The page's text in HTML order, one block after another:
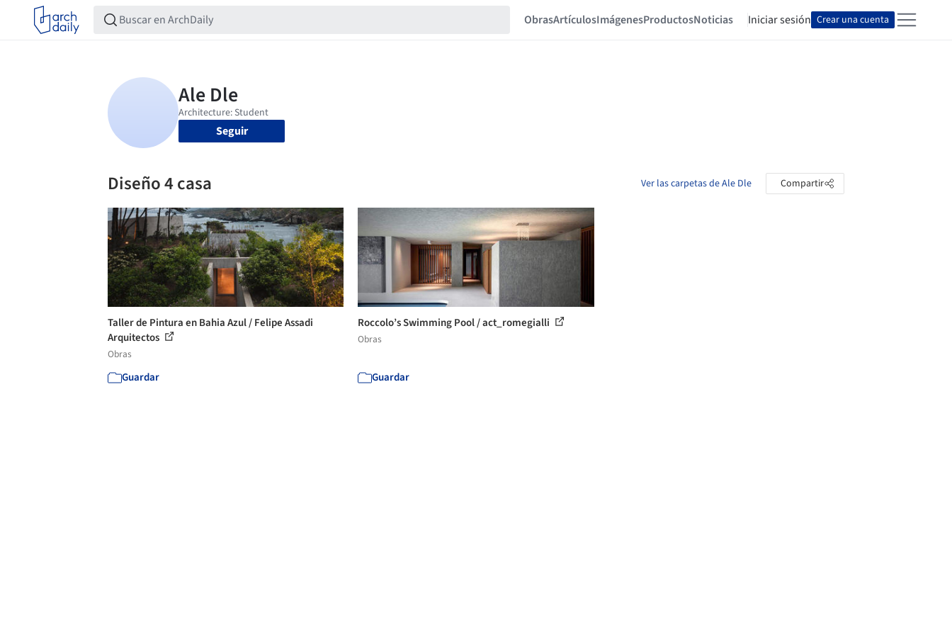
ObrasArtículosImágenesProductosNoticias Iniciar sesión Crear una cuenta
Seguir
Diseño 4 casa Ver las carpetas de Ale Dle Compartir
Taller de Pintura en Bahia Azul / Felipe Assadi
Arquitectos
Obras
Guardar
Roccolo’s Swimming Pool / act_romegialli
Obras
Guardar